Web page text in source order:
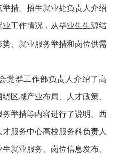
措。招生就业处负责人介绍
业工作情况，从毕业生生源结
、就业服务举措和岗位供需
党群工作部负责人介绍了高
区域产业布局、人才政策、
务举措等内容进行了说明。西
服务中心高校服务科负责人
就业服务、岗位信息发布、